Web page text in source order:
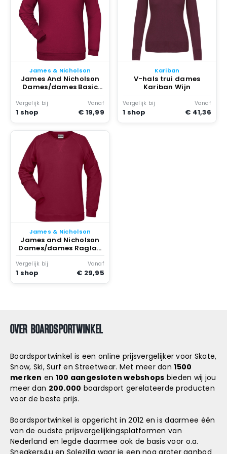
James & Nicholson
James And Nicholson
Dames/dames Basic
Sweatshirt Wijn
Vergelijk bij
1 shop
Vanaf
€ 19,99
Kariban
V-hals trui dames
Kariban Wijn
Vergelijk bij
1 shop
Vanaf
€ 41,36
James & Nicholson
James and Nicholson
Dames/dames Raglan
Sweatshirt met lange
mouwen Wijn
Vergelijk bij
1 shop
Vanaf
€ 29,95
OVER BOARDSPORTWINKEL
Boardsportwinkel is een online prijsvergelijker voor Skate,
Snow, Ski, Surf en Streetwear. Met meer dan1500
merken en 100 aangesloten webshops bieden wij jou
meer dan 200.000 boardsport gerelateerde producten
voor de beste prijs.
Boardsportwinkel is opgericht in 2012 en is daarmee één
van de oudste prijsvergelijkingsplatformen van
Nederland en legde daarmee ook de basis voor o.a.